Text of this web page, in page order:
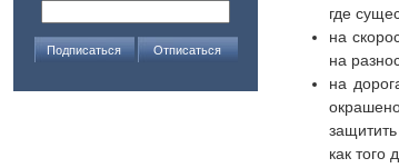
где
на
на
на
как того